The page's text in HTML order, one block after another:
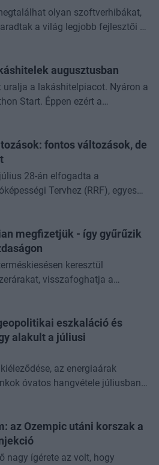
olyan szoftverhibákat,
a világ legjobb fejlesztői és
augusztusban
a lakáshitelpiacot. Nyáron a
Start. Éppen ezért a
fontos változások, de
28-án elfogadta a
Tervhez (RRF), egyes
v
megfizetjük - így gyűrűzik
keresztül
visszafoghatja a
is m
eszkaláció és
alakult a júliusi
az energiaárak
óvatos hangvétele júliusban
az Ozempic utáni korszak a
nagy ígérete az volt, hogy